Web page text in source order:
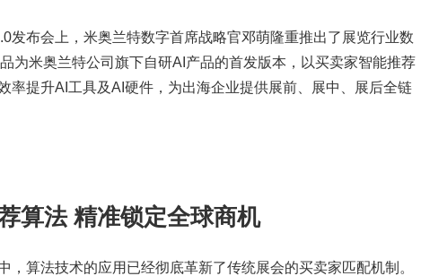
发布会上，米奥兰特数字首席战略官邓萌隆重推出了展览行业数
为米奥兰特公司旗下自研AI产品的首发版本，以买卖家智能推荐
率提升AI工具及AI硬件，为出海企业提供展前、展中、展后全链
法 精准锁定全球商机
，算法技术的应用已经彻底革新了传统展会的买卖家匹配机制。